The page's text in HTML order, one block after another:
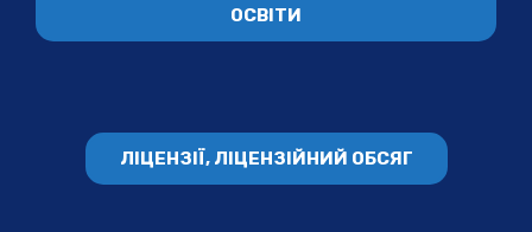
ОСВІТИ
ЛІЦЕНЗІЇ, ЛІЦЕНЗІЙНИЙ ОБСЯГ